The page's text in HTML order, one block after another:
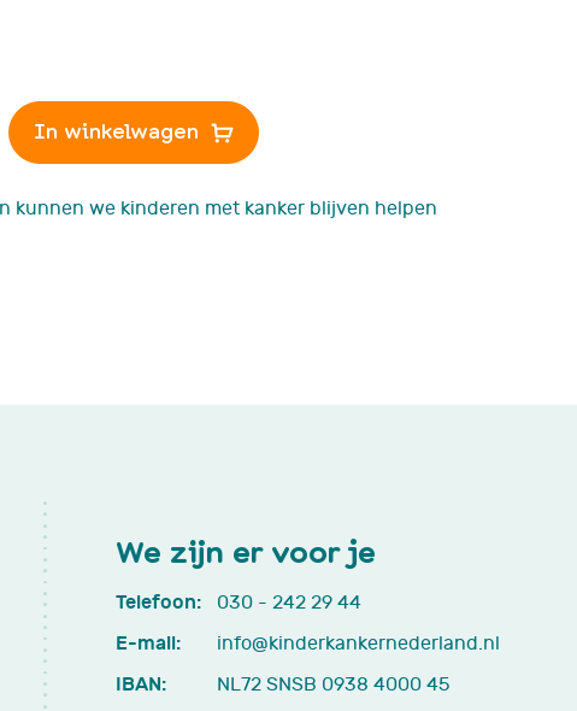
In winkelwagen
kunnen we kinderen met kanker blijven helpen
We zijn er voor je
Telefoon: 030 - 242 29 44
E-mail: info@kinderkankernederland.nl
IBAN: NL72 SNSB 0938 4000 45